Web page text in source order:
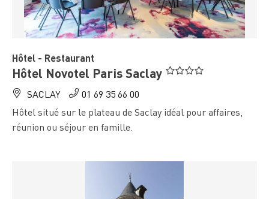
Hôtel - Restaurant
Hôtel Novotel Paris Saclay
SACLAY
01 69 35 66 00
Hôtel situé sur le plateau de Saclay idéal pour affaires,
réunion ou séjour en famille.